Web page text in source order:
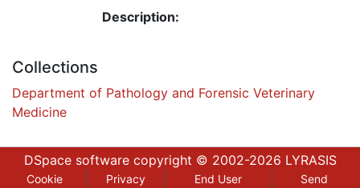
Description:
Collections
Department of Pathology and Forensic Veterinary
Medicine
DSpace softwarecopyright © 2002-2026 LYRASIS
Cookie Privacy End User Send